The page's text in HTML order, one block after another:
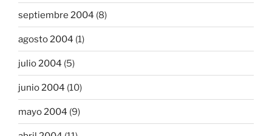
septiembre 2004 (8)
agosto 2004 (1)
julio 2004 (5)
junio 2004 (10)
mayo 2004 (9)